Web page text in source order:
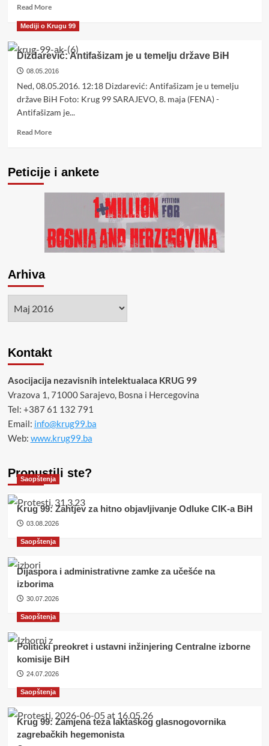
Read MoreRead
about
Dizdarević:
nemamo
odlučan
odgovor
nacifašisoidne
ideje
danas?
Mediji o Krugu 99
Dizdarević: Antifašizam je u temelju države BiH
08.05.2016
Ned, 08.05.2016. 12:18 Dizdarević: Antifašizam je u temelju
države BiH Foto: Krug 99 SARAJEVO, 8. maja (FENA) -
Antifašizam je...
Read MoreRead
Antifašizam
BiH
Peticije i ankete
Arhiva
Kontakt
Asocijacija nezavisnih intelektualaca KRUG 99
Vrazova 1, 71000 Sarajevo, Bosna i Hercegovina
Tel: +387 61 132 791
Email: info@krug99.ba
Web: www.krug99.ba
Propustili ste?
Saopštenja
Krug 99: Zahtjev za hitno objavljivanje Odluke CIK-a BiH
03.08.2026
Saopštenja
Dijaspora i administrativne zamke za učešće na
izborima
30.07.2026
Saopštenja
Politički preokret i ustavni inžinjering Centralne izborne
komisije BiH
24.07.2026
Saopštenja
Krug 99: Zamjena teza laktaškog glasnogovornika
zagrebačkih hegemonista